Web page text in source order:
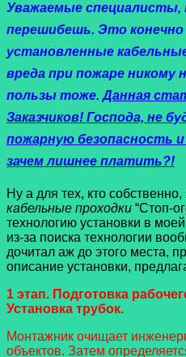
Уважаемые специалисты,
перешибешь. Это
установленные
вреда при пожаре никому
пользы тоже.Данная
Заказчиков! Господа, не
пожарную безопасность
зачем лишнее платить?!
Ну а для тех, кто собственно,
кабельные проходки “Стоп-
технологию установки в моей
из-за поиска технологии
дочитал аж до этого места,
описание установки,
1 этап. Подготовка
Установка трубок.
Монтажник очищает
объектов. Затем